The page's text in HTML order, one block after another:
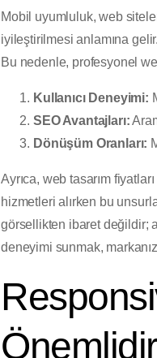
Mobil uyumluluk, web
iyileştirilmesi anlamına
Bu nedenle, profesyonel
Kullanıcı Deneyimi:
SEO Avantajları:
Dönüşüm Oranları:
Ayrıca, web tasarım
hizmetleri alırken bu
görsellikten ibaret değildir;
deneyimi sunmak,